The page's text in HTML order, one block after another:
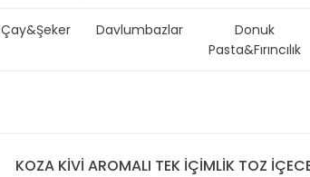
Çay&Şeker Davlumbazlar
Donuk
Pasta&Fırıncılık
KOZA KİVİ AROMALI TEK İÇİMLİK TOZ